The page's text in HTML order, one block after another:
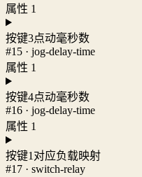
属性 1
按键3点动毫秒数
#15 · jog-delay-time
属性 1
按键4点动毫秒数
#16 · jog-delay-time
属性 1
按键1对应负载映射
#17 · switch-relay